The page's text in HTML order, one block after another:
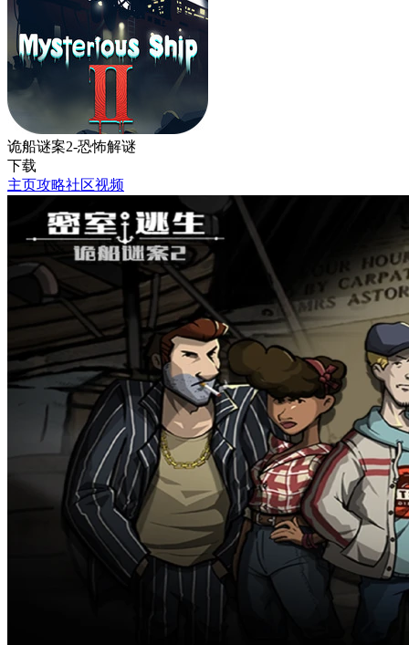
诡船谜案2-恐怖解谜
下载
主页攻略社区视频